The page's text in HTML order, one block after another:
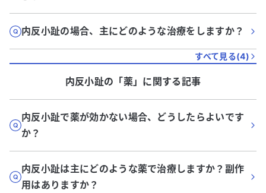
内反小趾の場合、主にどのような治療をしますか？
すべて見る(4)
内反小趾の「薬」に関する記事
内反小趾で薬が効かない場合、どうしたらよいです
か？
内反小趾は主にどのような薬で治療しますか？副作
用はありますか？